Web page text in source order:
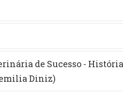
de Sucesso -
Diniz)